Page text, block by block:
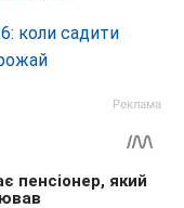
коли садити